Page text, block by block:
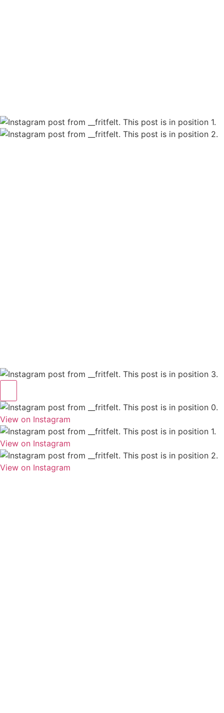
View on Instagram
View on Instagram
View on Instagram